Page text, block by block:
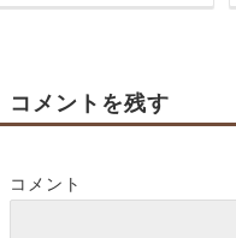
コメントを残す
コメント